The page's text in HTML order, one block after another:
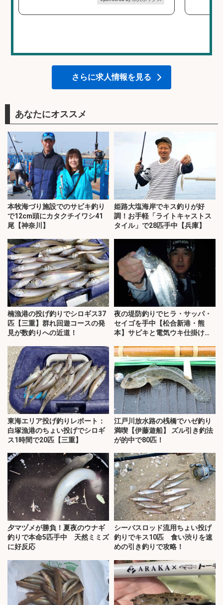
さらに求人情報を見る
あなたにオススメ
本牧海づり施設でのサビキ釣り
で12cm頭にカタクチイワシ41
尾【神奈川】
姫路大塩海岸でキス釣りが好
調！お手軽「ライトキャストス
タイル」で28匹手中【兵庫】
楠漁港の投げ釣りでシロギス37
匹【三重】群れ回遊コースの発
見が数釣りへの近道！
夜の堤防釣りでヒラ・サッパ・
セイゴを手中【松合新港・熊
本】サビキと電気ウキ仕掛けで
東海エリア投げ釣りレポート：
白塚漁港のちょい投げでシロギ
ス1時間で20匹【三重】
江戸川放水路の桟橋でハゼ釣り
満喫【伊藤遊船】 ズル引き釣法
が的中で80匹！
夕マヅメが勝負！夏夜のウナギ
釣りで本命5匹手中 天然ミミズ
に好反応
シーバスロッド流用ちょい投げ
釣りでキス10匹 食い渋りを速
めの引き釣りで攻略！